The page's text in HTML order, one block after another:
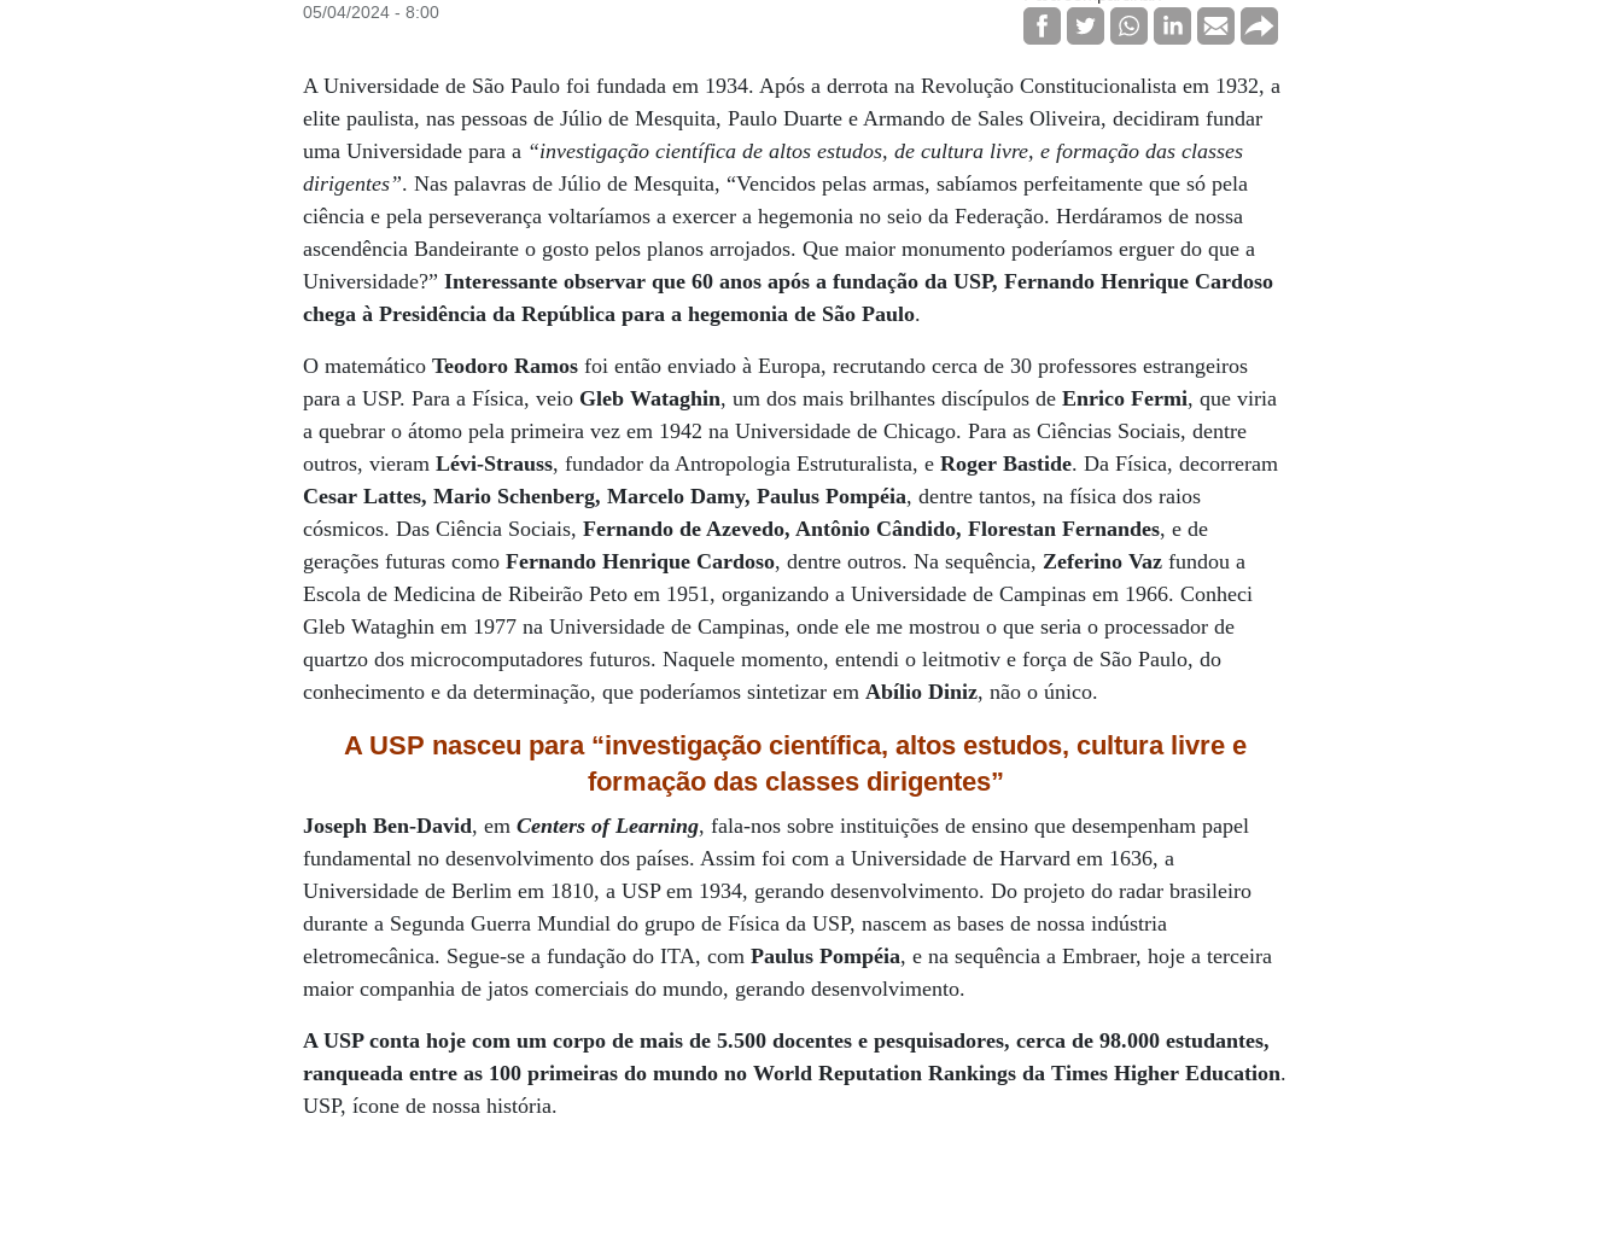
05/04/2024 - 8:00
A Universidade de São Paulo foi fundada em 1934. Após a derrota na Revolução Constitucionalista em 1932, a
elite paulista, nas pessoas de Júlio de Mesquita, Paulo Duarte e Armando de Sales Oliveira, decidiram fundar
uma Universidade para a “investigação científica de altos estudos, de cultura livre, e formação das classes
dirigentes”. Nas palavras de Júlio de Mesquita, “Vencidos pelas armas, sabíamos perfeitamente que só pela
ciência e pela perseverança voltaríamos a exercer a hegemonia no seio da Federação. Herdáramos de nossa
ascendência Bandeirante o gosto pelos planos arrojados. Que maior monumento poderíamos erguer do que a
Universidade?”Interessante observar que 60 anos após a fundação da USP, Fernando Henrique Cardoso
chega à Presidência da República para a hegemonia de São Paulo.
O matemáticoTeodoro Ramos foi então enviado à Europa, recrutando cerca de 30 professores estrangeiros
para a USP. Para a Física, veio Gleb Wataghin, um dos mais brilhantes discípulos deEnrico Fermi, que viria
a quebrar o átomo pela primeira vez em 1942 na Universidade de Chicago. Para as Ciências Sociais, dentre
outros, vieram Lévi-Strauss, fundador da Antropologia Estruturalista, eRoger Bastide. Da Física, decorreram
Cesar Lattes, Mario Schenberg, Marcelo Damy, Paulus Pompéia, dentre tantos, na física dos raios
cósmicos. Das Ciência Sociais,Fernando de Azevedo, Antônio Cândido, Florestan Fernandes, e de
gerações futuras comoFernando Henrique Cardoso, dentre outros. Na sequência,Zeferino Vaz fundou a
Escola de Medicina de Ribeirão Peto em 1951, organizando a Universidade de Campinas em 1966. Conheci
Gleb Wataghin em 1977 na Universidade de Campinas, onde ele me mostrou o que seria o processador de
quartzo dos microcomputadores futuros. Naquele momento, entendi o leitmotiv e força de São Paulo, do
conhecimento e da determinação, que poderíamos sintetizar emAbílio Diniz, não o único.
A USP nasceu para “investigação científica, altos estudos, cultura livre e
formação das classes dirigentes”
Joseph Ben-David, emCenters of Learning, fala-nos sobre instituições de ensino que desempenham papel
fundamental no desenvolvimento dos países. Assim foi com a Universidade de Harvard em 1636, a
Universidade de Berlim em 1810, a USP em 1934, gerando desenvolvimento. Do projeto do radar brasileiro
durante a Segunda Guerra Mundial do grupo de Física da USP, nascem as bases de nossa indústria
eletromecânica. Segue-se a fundação do ITA, comPaulus Pompéia, e na sequência a Embraer, hoje a terceira
maior companhia de jatos comerciais do mundo, gerando desenvolvimento.
A USP conta hoje com um corpo de mais de 5.500 docentes e pesquisadores, cerca de 98.000 estudantes,
ranqueada entre as 100 primeiras do mundo no World Reputation Rankings da Times Higher Education.
USP, ícone de nossa história.